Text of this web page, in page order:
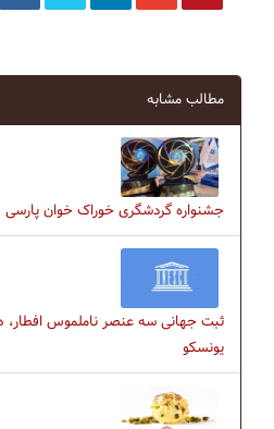
مطالب مشابه
جشنواره گردشگری خوراک خوان پارسی
ثبت جهانی سه عنصر ناملموس
یونسکو